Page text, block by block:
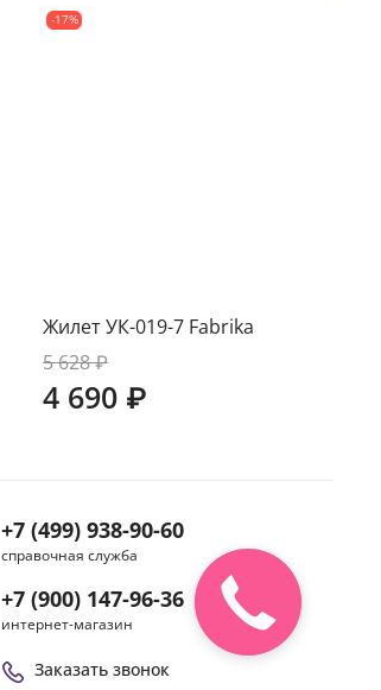
-17%
Жилет УК-019-7 Fabrika
5 628 ₽
4 690 ₽
+7 (499) 938-90-60
справочная служба
+7 (900) 147-96-36
интернет-магазин
Заказать звонок